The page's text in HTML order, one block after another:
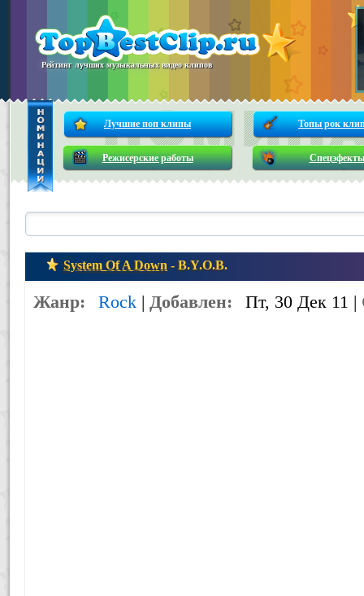
Рейтинг лучших музыкальных видео клипов
Лучшие поп клипы Топы рок
Режисерские работы Спецэфекты
System Of A Down - B.Y.O.B.
Жанр: Rock | Добавлен: Пт, 30 Дек 11 |